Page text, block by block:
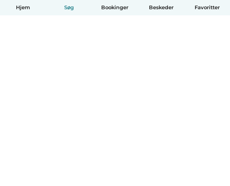
Hjem Søg Bookinger Beskeder Favoritter